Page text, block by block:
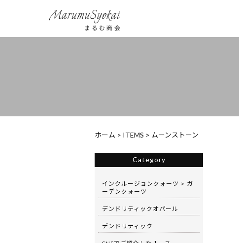
ホーム > ITEMS > ムーンストーン
Category
インクルージョンクォーツ > ガ
ーデンクォーツ
デンドリティックオパール
デンドリティック